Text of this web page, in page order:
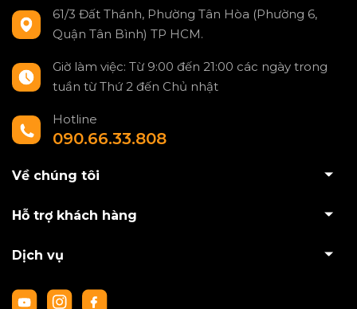
61/3 Đất Thánh, Phường Tân Hòa (Phường 6,
Quận Tân Bình) TP HCM.
Giờ làm việc: Từ 9:00 đến 21:00 các ngày trong
tuần từ Thứ 2 đến Chủ nhật
Hotline
090.66.33.808
Về chúng tôi
Hỗ trợ khách hàng
Dịch vụ